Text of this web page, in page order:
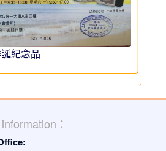
紀念品
：